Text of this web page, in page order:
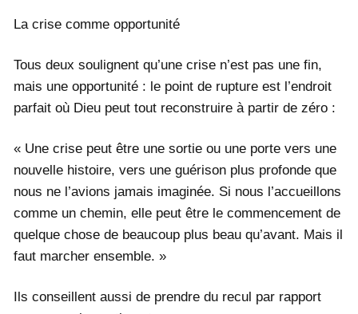
La crise comme opportunité
Tous deux soulignent qu’une crise n’est pas une fin,
mais une opportunité : le point de rupture est l’endroit
parfait où Dieu peut tout reconstruire à partir de zéro :
« Une crise peut être une sortie ou une porte vers une
nouvelle histoire, vers une guérison plus profonde que
nous ne l’avions jamais imaginée. Si nous l’accueillons
comme un chemin, elle peut être le commencement de
quelque chose de beaucoup plus beau qu’avant. Mais il
faut marcher ensemble. »
Ils conseillent aussi de prendre du recul par rapport